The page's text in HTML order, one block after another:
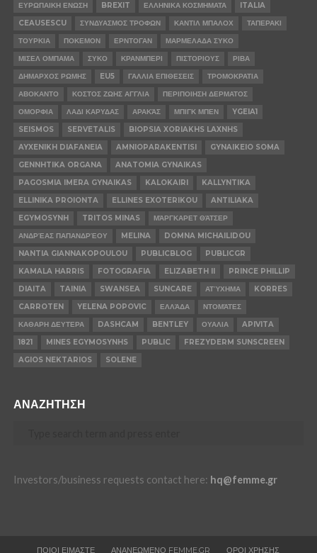
ΕΥΡΩΠΑΙΚΗ ΕΝΩΣΗ
BREXIT ΕΛΛΗΝΙΚΑ ΚΟΣΜΗΜΑΤΑ
ITALIA
CEAUSESCU
ΣΥΝΔΥΑΣΜΟΣ ΤΡΟΦΩΝ ΚΑΝΤΙΛ ΜΠΑΛΟΧ
ΤΑΠΕΡΑΚΙ
ΤΟΥΡΚΙΑ
ΠΟΚΕΜΟΝ ΕΡΝΤΟΓΑΝ
ΜΑΡΜΕΛΑΔΑ ΣΥΚΟ
ΜΙΣΕΛ ΟΜΠΑΜΑ
ΣΥΚΟ ΚΡΑΝΜΠΕΡΙ ΠΙΣΤΟΡΙΟΥΣ
ΡΙΒΑ
ΔΗΜΑΡΧΟΣ ΡΩΜΗΣ
EU5 ΓΑΛΛΙΑ ΕΠΙΘΕΣΕΙΣ
ΤΡΟΜΟΚΡΑΤΙΑ
ΑΒΟΚΑΝΤΟ
ΚΟΣΤΟΣ ΖΩΗΣ ΑΓΓΛΙΑ
ΠΕΡΙΠΟΙΗΣΗ ΔΕΡΜΑΤΟΣ
ΟΜΟΡΦΙΑ
ΛΑΔΙ ΚΑΡΥΔΑΣ ΑΡΑΚΆΣ ΜΠΙΓΚ ΜΠΕΝ
YGEIA1
SEISMOS
SERVETALIS
BIOPSIA XORIAKHS LAXNHS
AYXENIKH DIAFANEIA
AMNIOPARAKENTISI
GYNAIKEIO SOMA
GENNHTIKA ORGANA
ANATOMIA GYNAIKAS
PAGOSMIA IMERA GYNAIKAS
KALOKAIRI
KALLYNTIKA
ELLINIKA PROIONTA
ELLINES EXOTERIKOU
ANTILIAKA
EGYMOSYNH
TRITOS MINAS
ΜΆΡΓΚΑΡΕΤ ΘΆΤΣΕΡ
ΑΝΔΡΈΑΣ ΠΑΠΑΝΔΡΈΟΥ
MELINA
DOMNA MICHAILIDOU
NANTIA GIANNAKOPOULOU
PUBLICBLOG
PUBLICGR
KAMALA HARRIS
FOTOGRAFIA ELIZABETH II
PRINCE PHILLIP
DIAITA
TAINIA SWANSEA SUNCARE ΑΤΎΧΗΜΑ
KORRES
CARROTEN
YELENA POPOVIC ΕΛΛΆΔΑ
ΝΤΟΜΆΤΕΣ
ΚΑΘΑΡΗ ΔΕΥΤΕΡΑ
DASHCAM BENTLEY ΟΥΑΛΙΑ
APIVITA
1821
MINES EGYMOSYNHS PUBLIC
FREZYDERM SUNSCREEN
AGIOS NEKTARIOS
SOLENE
ΑΝΑΖΗΤΗΣΗ
Investors/business requests contact here: hq@femme.gr
ΠΟΙΟΙ ΕΙΜΑΣΤΕ ΑΝΑΝΕΩΜΕΝΟ FEMME.GR ΟΡΟΙ ΧΡΗΣΗΣ